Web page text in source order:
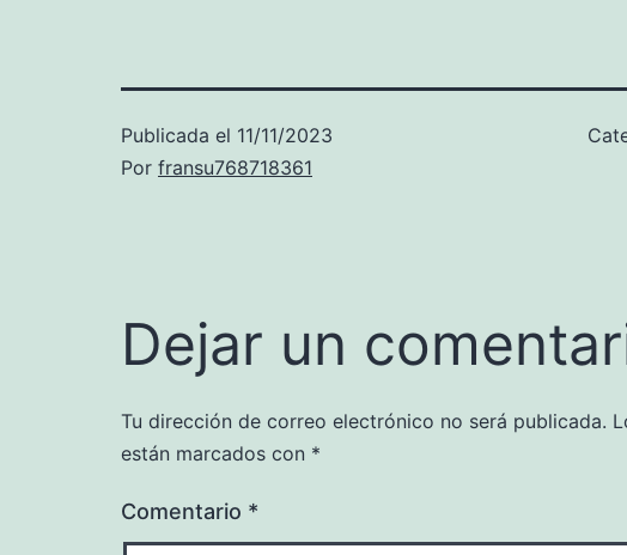
Publicada el 11/11/2023
Por fransu768718361
Dejar un
Tu dirección de correo electrónico no será publicada.
están marcados con *
Comentario *